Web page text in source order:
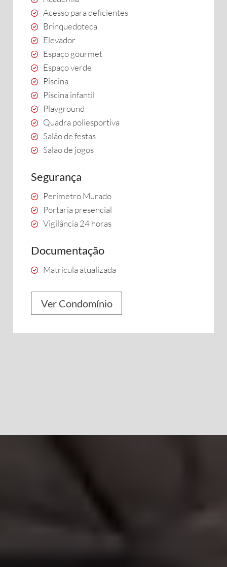
Acesso para deficientes
Brinquedoteca
Elevador
Espaço gourmet
Espaço verde
Piscina
Piscina infantil
Playground
Quadra poliesportiva
Salão de festas
Salão de jogos
Segurança
Perímetro Murado
Portaria presencial
Vigilância 24 horas
Documentação
Matrícula atualizada
Ver Condomínio